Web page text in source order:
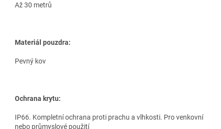
Až 30 metrů
Materiál pouzdra:
Pevný kov
Ochrana krytu:
IP66. Kompletní ochrana proti prachu a vlhkosti. Pro venkovní
nebo průmyslové použití